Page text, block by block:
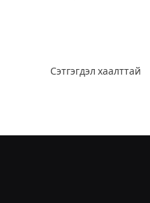
Сэтгэгдэл хаалттай